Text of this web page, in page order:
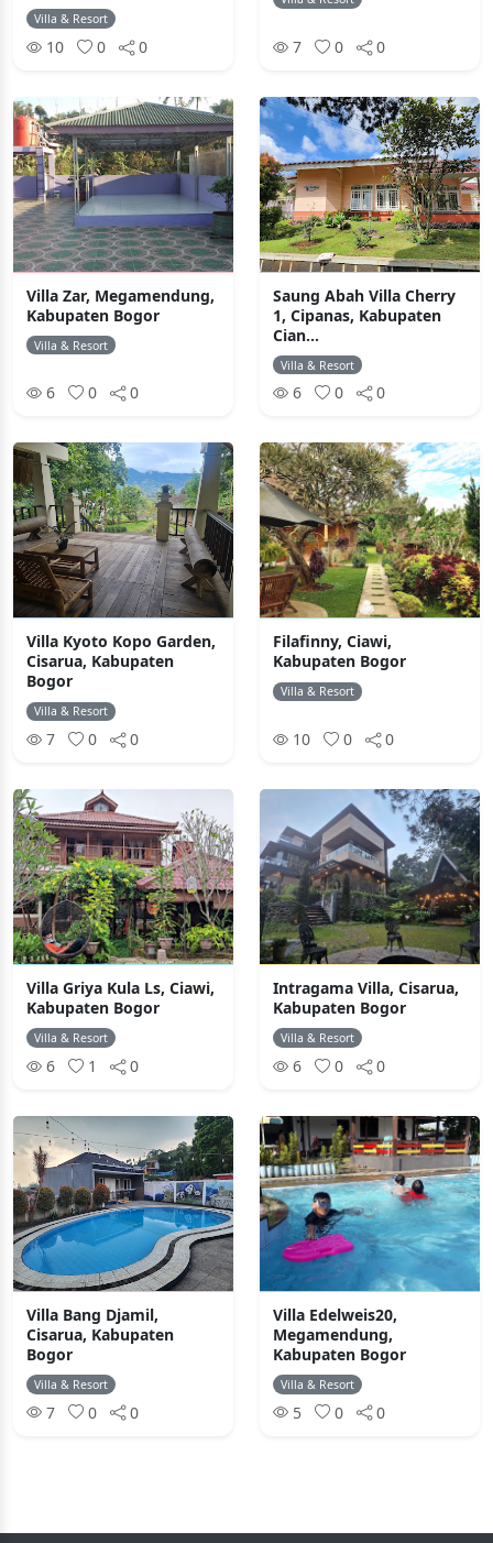
Villa & Resort
10 0 0 7 0 0
Villa Zar, Megamendung,
Kabupaten Bogor
Villa & Resort
6 0 0
Saung Abah Villa Cherry
1, Cipanas, Kabupaten
Cian...
Villa & Resort
6 0 0
Villa Kyoto Kopo Garden,
Cisarua, Kabupaten
Bogor
Villa & Resort
7 0 0
Filafinny, Ciawi,
Kabupaten Bogor
Villa & Resort
10 0 0
Villa Griya Kula Ls, Ciawi,
Kabupaten Bogor
Villa & Resort
6 1 0
Intragama Villa, Cisarua,
Kabupaten Bogor
Villa & Resort
6 0 0
Villa Bang Djamil,
Cisarua, Kabupaten
Bogor
Villa & Resort
7 0 0
Villa Edelweis20,
Megamendung,
Kabupaten Bogor
Villa & Resort
5 0 0